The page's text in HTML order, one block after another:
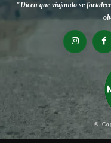
"Dicen que viajando se
©